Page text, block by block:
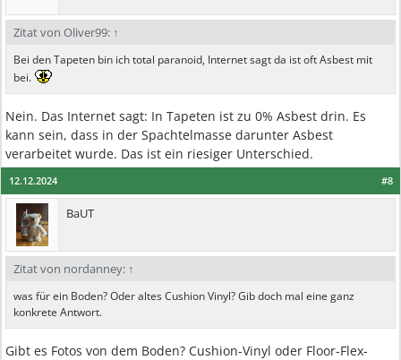
Zitat von Oliver99: ↑
Bei den Tapeten bin ich total paranoid, Internet sagt da ist oft Asbest mit
bei.
Nein. Das Internet sagt: In Tapeten ist zu 0% Asbest drin. Es
kann sein, dass in der Spachtelmasse darunter Asbest
verarbeitet wurde. Das ist ein riesiger Unterschied.
#8
12.12.2024
BaUT
Zitat von nordanney: ↑
was für ein Boden? Oder altes Cushion Vinyl? Gib doch mal eine ganz
konkrete Antwort.
Gibt es Fotos von dem Boden? Cushion-Vinyl oder Floor-Flex-